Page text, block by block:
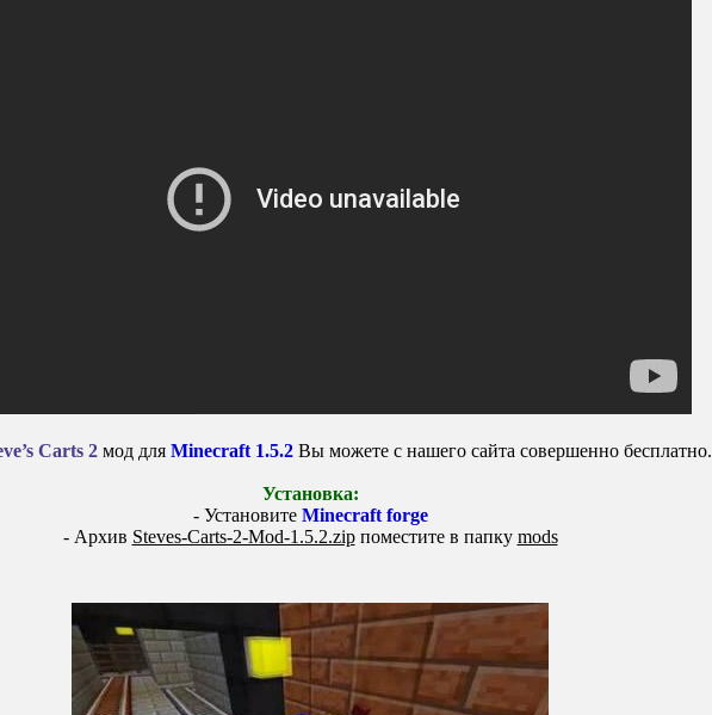
Carts 2мод для Minecraft 1.5.2Вы можете с нашего сайта совершенно бесплатно.
Установка:
- Установите Minecraft forge
- Архив Steves-Carts-2-Mod-1.5.2.zipпоместите в папку mods